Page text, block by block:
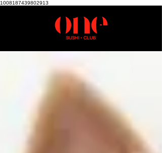
1008187439802913